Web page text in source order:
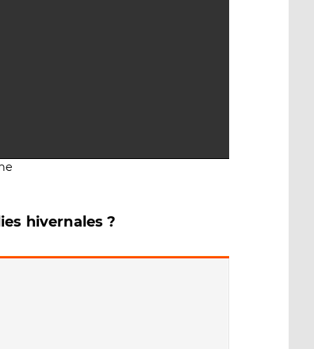
hivernales ?